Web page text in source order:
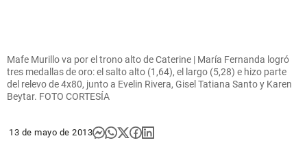
Mafe Murillo va por el trono alto de Caterine | María Fernanda logró
tres medallas de oro: el salto alto (1,64), el largo (5,28) e hizo parte
del relevo de 4x80, junto a Evelin Rivera, Gisel Tatiana Santo y Karen
Beytar. FOTO CORTESÍA
13 de mayo de 2013